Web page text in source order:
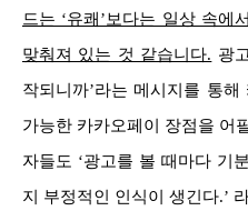
드는 ‘유쾌’보다는 일상 속에
맞춰져 있는 것 같습니다. 광
작되니까’라는 메시지를 통
가능한 카카오페이 장점을 어
자들도 ‘광고를 볼 때마다 기
지 부정적인 인식이 생긴다.’